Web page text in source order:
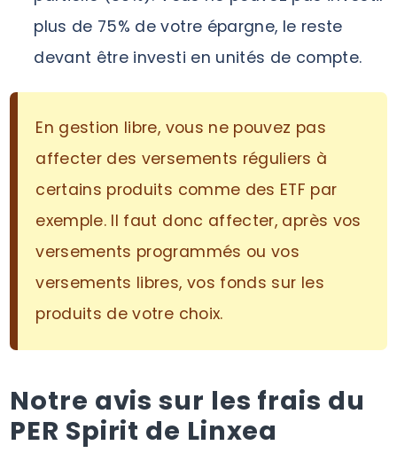
plus de 75% de votre épargne, le reste
devant être investi en unités de compte.
En gestion libre, vous ne pouvez pas
affecter des versements réguliers à
certains produits comme des ETF par
exemple. Il faut donc affecter, après vos
versements programmés ou vos
versements libres, vos fonds sur les
produits de votre choix.
Notre avis sur les frais du
PER Spirit de Linxea